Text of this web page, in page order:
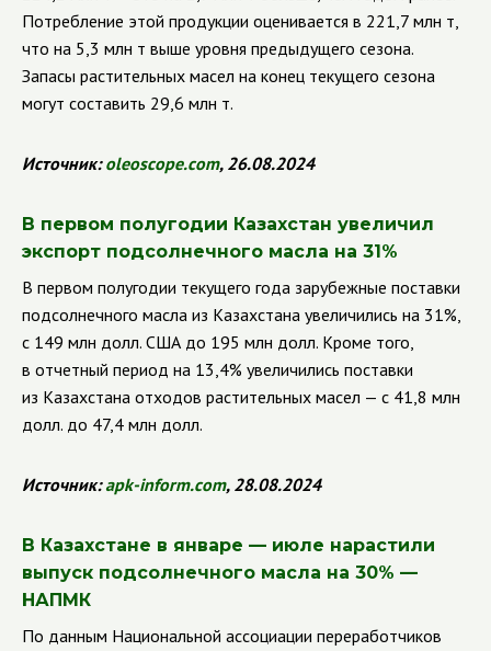
Потребление этой продукции оценивается в 221,7 млн т,
что на 5,3 млн т выше уровня предыдущего сезона.
Запасы растительных масел на конец текущего сезона
могут составить 29,6 млн т.
Источник:oleoscope.com, 26.08.2024
В первом полугодии Казахстан увеличил
экспорт подсолнечного масла на 31%
В первом полугодии текущего года зарубежные поставки
подсолнечного масла из Казахстана увеличились на 31%,
с 149 млн долл. США до 195 млн долл. Кроме того,
в отчетный период на 13,4% увеличились поставки
из Казахстана отходов растительных масел — с 41,8 млн
долл. до 47,4 млн долл.
Источник:apk-inform.com, 28.08.2024
В Казахстане в январе — июле нарастили
выпуск подсолнечного масла на 30% —
НАПМК
По данным Национальной ассоциации переработчиков